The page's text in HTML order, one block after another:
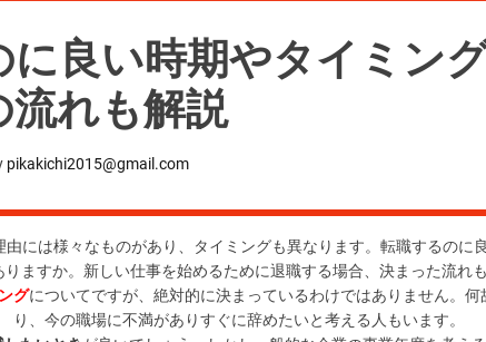
に良い時期やタイミン
流れも解説
pikakichi2015@gmail.com
には様々なものがあり、タイミングも異なります。転職するのに
ますか。新しい仕事を始めるために退職する場合、決まった流れ
グについてですが、絶対的に決まっているわけではありません。
り、今の職場に不満がありすぐに辞めたいと考える人もいます。